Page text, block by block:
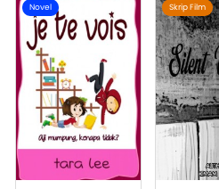
Novel Skrip Film